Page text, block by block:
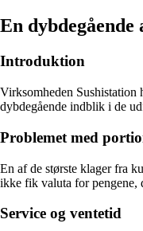
En
Introduktion
Virksomheden Sushistation
dybdegående indblik i de
Problemet med
En af de største klager fra
ikke fik valuta for pengene,
Service og ventetid